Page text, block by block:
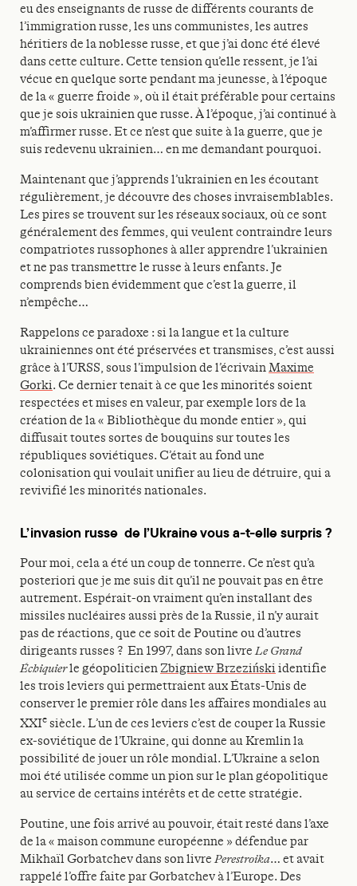
eu des enseignants de russe de différents courants de
l’immigration russe, les uns communistes, les autres
héritiers de la noblesse russe, et que j’ai donc été élevé
dans cette culture. Cette tension qu’elle ressent, je l’ai
vécue en quelque sorte pendant ma jeunesse, à l’époque
de la « guerre froide », où il était préférable pour certains
que je sois ukrainien que russe. À l’époque, j’ai continué à
m’affirmer russe. Et ce n’est que suite à la guerre, que je
suis redevenu ukrainien… en me demandant pourquoi.
Maintenant que j’apprends l’ukrainien en les écoutant
régulièrement, je découvre des choses invraisemblables.
Les pires se trouvent sur les réseaux sociaux, où ce sont
généralement des femmes, qui veulent contraindre leurs
compatriotes russophones à aller apprendre l’ukrainien
et ne pas transmettre le russe à leurs enfants. Je
comprends bien évidemment que c’est la guerre, il
n’empêche…
Rappelons ce paradoxe : si la langue et la culture
ukrainiennes ont été préservées et transmises, c’est aussi
grâce à l’URSS, sous l’impulsion de l’écrivainMaxime
Gorki. Ce dernier tenait à ce que les minorités soient
respectées et mises en valeur, par exemple lors de la
création de la « Bibliothèque du monde entier », qui
diffusait toutes sortes de bouquins sur toutes les
républiques soviétiques. C’était au fond une
colonisation qui voulait unifier au lieu de détruire, qui a
revivifié les minorités nationales.
L’invasion russe de l’Ukraine vous a-t-elle surpris ?
Pour moi, cela a été un coup de tonnerre. Ce n’est qu’a
posteriori que je me suis dit qu’il ne pouvait pas en être
autrement. Espérait-on vraiment qu’en installant des
missiles nucléaires aussi près de la Russie, il n’y aurait
pas de réactions, que ce soit de Poutine ou d’autres
dirigeants russes ? En 1997, dans son livreLe Grand
Échiquierle géopoliticien Zbigniew Brzeziński identifie
les trois leviers qui permettraient aux États-Unis de
conserver le premier rôle dans les affaires mondiales au
XXIe siècle. L’un de ces leviers c’est de couper la Russie
ex-soviétique de l’Ukraine, qui donne au Kremlin la
possibilité de jouer un rôle mondial. L’Ukraine a selon
moi été utilisée comme un pion sur le plan géopolitique
au service de certains intérêts et de cette stratégie.
Poutine, une fois arrivé au pouvoir, était resté dans l’axe
de la « maison commune européenne » défendue par
Mikhaïl Gorbatchev dans son livrePerestroika… et avait
rappelé l’offre faite par Gorbatchev à l’Europe. Des